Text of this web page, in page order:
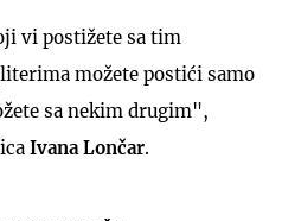
vi postižete sa tim
možete postići samo
sa nekim drugim",
Ivana Lončar.